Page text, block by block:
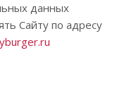
данных
Сайту по адресу